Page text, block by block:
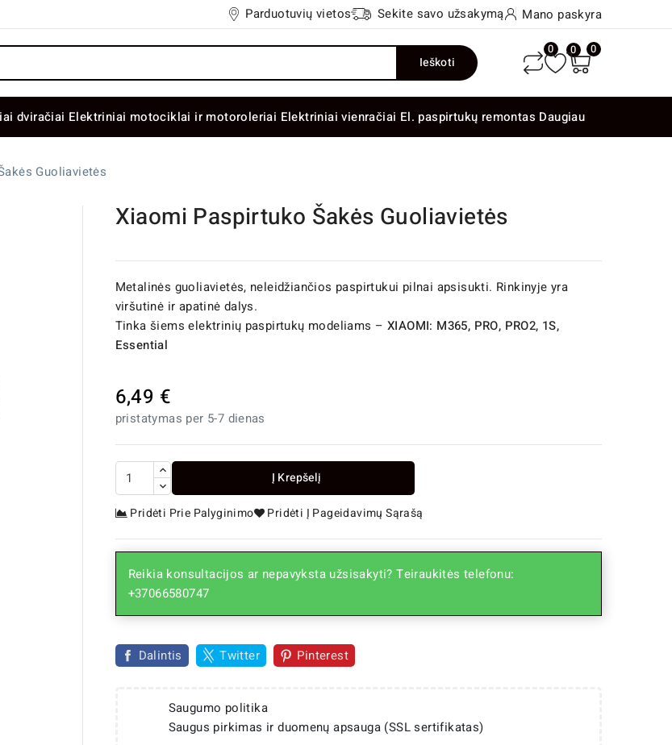
Parduotuvių vietos Sekite savo užsakymą Mano paskyra
Ieškoti
0 0 0
dviračiai Elektriniai motociklai ir motoroleriai Elektriniai vienračiai El. paspirtukų remontas Daugiau
Guoliavietės
Xiaomi Paspirtuko Šakės Guoliavietės
Metalinės guoliavietės, neleidžiančios paspirtukui pilnai apsisukti. Rinkinyje yra
viršutinė ir apatinė dalys.
Tinka šiems elektrinių paspirtukų modeliams – XIAOMI: M365, PRO, PRO2, 1S,
Essential
6,49 €
pristatymas per 5-7 dienas
Į Krepšelį
Pridėti Prie Palyginimo Pridėti Į Pageidavimų Sąrašą
Reikia konsultacijos ar nepavyksta užsisakyti? Teiraukitės telefonu:
+37066580747
Dalintis Twitter Pinterest
Saugumo politika
Saugus pirkimas ir duomenų apsauga (SSL sertifikatas)